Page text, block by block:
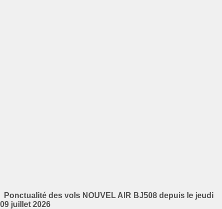
Ponctualité des vols NOUVEL AIR BJ508 depuis le jeudi
09 juillet 2026